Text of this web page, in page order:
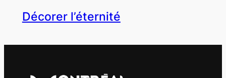
Décorer l’éternité